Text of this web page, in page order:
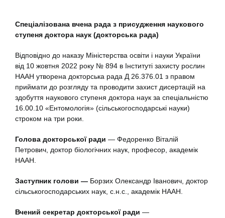
Спеціалізована вчена рада з присудження наукового
ступеня доктора наук(докторська рада)
Відповідно до наказу Міністерства освіти і науки України
від 10 жовтня 2022 року № 894 в Інституті захисту рослин
HААH утворена докторська рада Д 26.376.01 з правом
приймати до розгляду та проводити захист дисертацій на
здобуття наукового ступеня доктора наук за спеціальністю
16.00.10 «Ентомологія» (сільськогосподарські науки)
строком на три роки.
Голова докторськоїради — Федоренко Віталій
Петрович, доктор біологічних наук, професор, академік
НААН.
Заступник голови — Борзих Олександр Іванович, доктор
сільськогосподарських наук, с.н.с., академік НААН.
Вчений секретар докторськоїради —